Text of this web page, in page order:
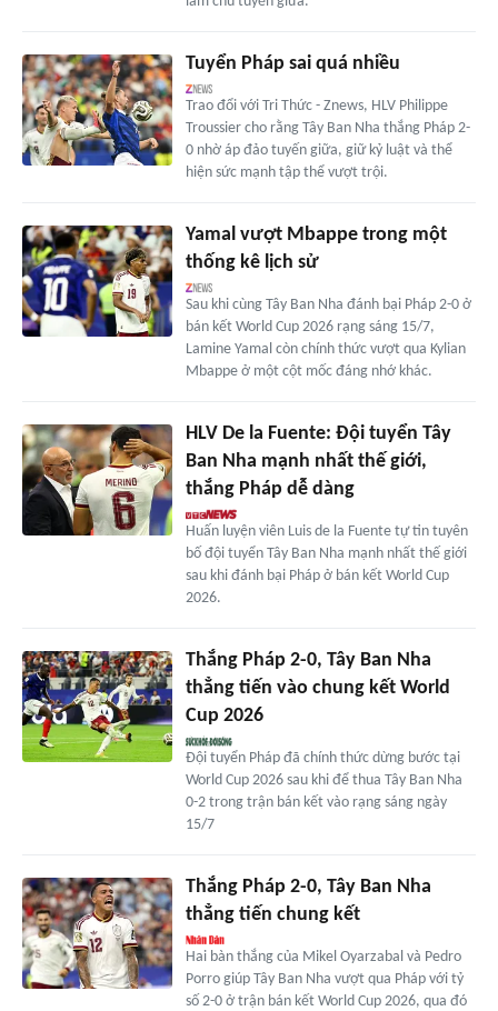
Tuyển Pháp sai quá nhiều
Trao đổi với Tri Thức - Znews, HLV Philippe
Troussier cho rằng Tây Ban Nha thắng Pháp 2-
0 nhờ áp đảo tuyến giữa, giữ kỷ luật và thể
hiện sức mạnh tập thể vượt trội.
Yamal vượt Mbappe trong một
thống kê lịch sử
Sau khi cùng Tây Ban Nha đánh bại Pháp 2-0 ở
bán kết World Cup 2026 rạng sáng 15/7,
Lamine Yamal còn chính thức vượt qua Kylian
Mbappe ở một cột mốc đáng nhớ khác.
HLV De la Fuente: Đội tuyển Tây
Ban Nha mạnh nhất thế giới,
thắng Pháp dễ dàng
Huấn luyện viên Luis de la Fuente tự tin tuyên
bố đội tuyển Tây Ban Nha mạnh nhất thế giới
sau khi đánh bại Pháp ở bán kết World Cup
2026.
Thắng Pháp 2-0, Tây Ban Nha
thẳng tiến vào chung kết World
Cup 2026
Đội tuyển Pháp đã chính thức dừng bước tại
World Cup 2026 sau khi để thua Tây Ban Nha
0-2 trong trận bán kết vào rạng sáng ngày
15/7
Thắng Pháp 2-0, Tây Ban Nha
thẳng tiến chung kết
Hai bàn thắng của Mikel Oyarzabal và Pedro
Porro giúp Tây Ban Nha vượt qua Pháp với tỷ
số 2-0 ở trận bán kết World Cup 2026, qua đó